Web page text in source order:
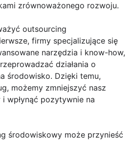
zrównoważonego rozwoju.
outsourcing
firmy specjalizujące się
narzędzia i know-how,
działania o
środowisko. Dzięki temu,
możemy zmniejszyć nasz
wpłynąć pozytywnie na
środowiskowy może przynieść